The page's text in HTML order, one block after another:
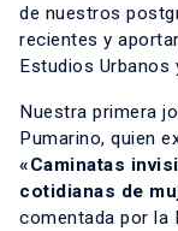
de nuestros
recientes y
Estudios Urbanos
Nuestra primera
Pumarino, quien
«Caminatas
cotidianas de
comentada por la